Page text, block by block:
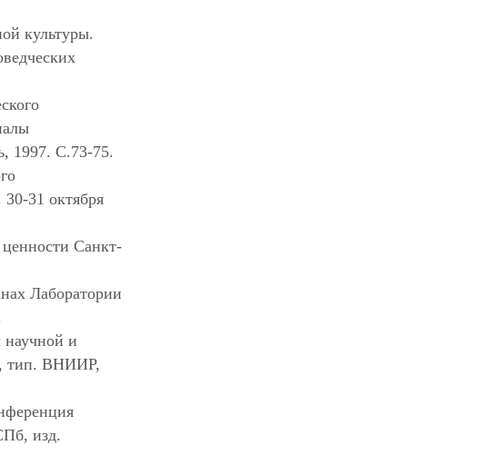
культуры.
1997. С.73-75.
31 октября
ценности Санкт-
Лаборатории
научной и
тип. ВНИИР,
изд.